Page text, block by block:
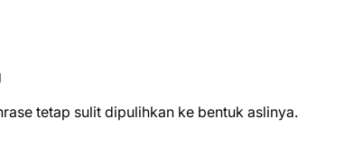
tetap sulit dipulihkan ke bentuk aslinya.